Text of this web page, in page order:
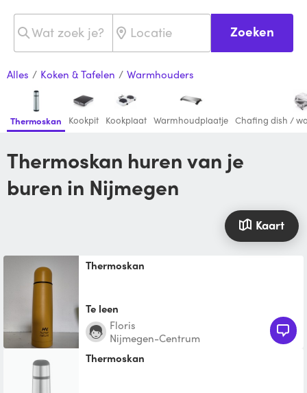
Zoeken
Alles / Koken & Tafelen / Warmhouders
Thermoskan Kookpit Kookplaat Warmhoudplaatje Chafing dish /
Thermoskan huren van je
buren in Nijmegen
Kaart
Thermoskan
Te leen
Floris
Nijmegen-Centrum
thermoskan